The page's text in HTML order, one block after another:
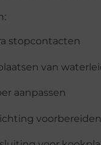
stopcontacten
van
aanpassen
voorbereiden